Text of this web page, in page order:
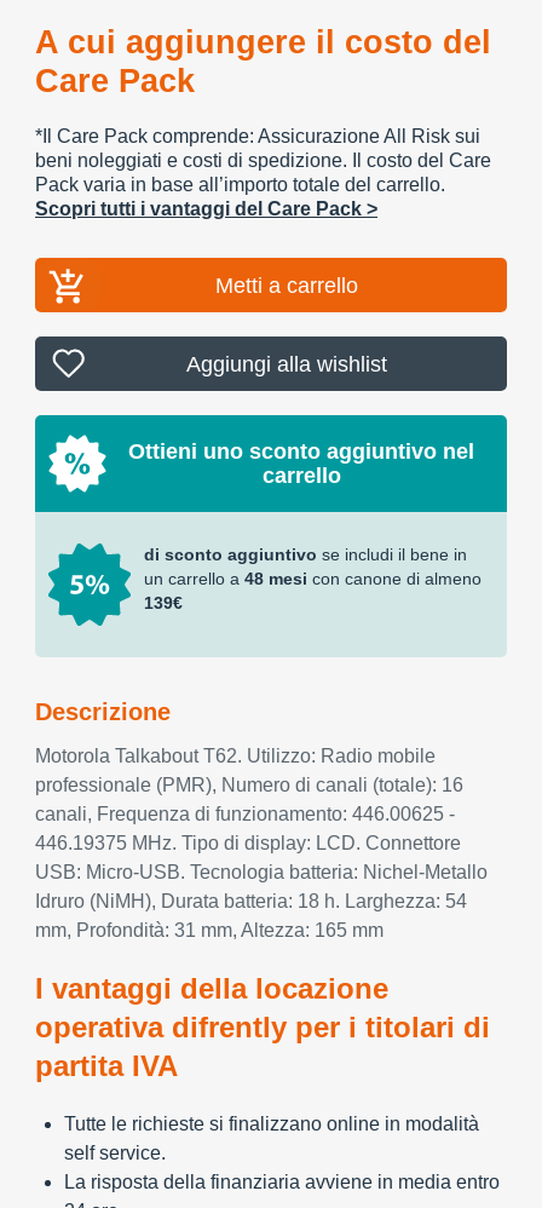
A cui aggiungere il costo del
Care Pack
*Il Care Pack comprende: Assicurazione All Risk sui
beni noleggiati e costi di spedizione. Il costo del Care
Pack varia in base all’importo totale del carrello.
Scopri tutti i vantaggi del Care Pack >
Metti a carrello
Aggiungi alla wishlist
Ottieni uno sconto aggiuntivo nel
carrello
di sconto aggiuntivo se includi il bene in
un carrello a 48 mesi con canone di almeno
139€
Descrizione
Motorola Talkabout T62. Utilizzo: Radio mobile
professionale (PMR), Numero di canali (totale): 16
canali, Frequenza di funzionamento: 446.00625 -
446.19375 MHz. Tipo di display: LCD. Connettore
USB: Micro-USB. Tecnologia batteria: Nichel-Metallo
Idruro (NiMH), Durata batteria: 18 h. Larghezza: 54
mm, Profondità: 31 mm, Altezza: 165 mm
I vantaggi della locazione
operativa difrently per i titolari di
partita IVA
Tutte le richieste si finalizzano online in modalità
self service.
La risposta della finanziaria avviene in media entro